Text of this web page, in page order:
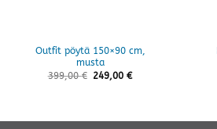
Outfit pöytä 150×90 cm,
musta
399,00€ 249,00€